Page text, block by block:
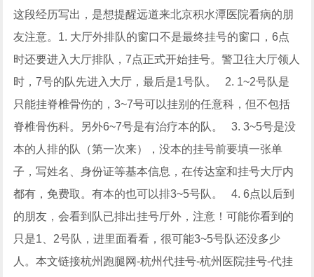
这段经历写出，是想提醒远道来北京积水潭医院看病的朋
友注意。1. 大厅外排队的窗口不是最终挂号的窗口，6点
时还要进入大厅排队，7点正式开始挂号。警卫往大厅领人
时，7号的队先进入大厅，最后是1号队。 2. 1~2号队是
只能挂脊椎骨伤的，3~7号可以挂别的任意科，但不包括
脊椎骨伤科。另外6~7号是有治疗本的队。 3. 3~5号是没
本的人排的队（第一次来），没本的挂号前要填一张单
子，写姓名、身份证等基本信息，在传达室和挂号大厅内
都有，免费取。有本的也可以排3~5号队。 4. 6点以后到
的朋友，会看到队已排出挂号厅外，注意！可能你看到的
只是1、2号队，进里面看看，很可能3~5号队还没多少
人。本文链接杭州跑腿网-杭州代挂号-杭州医院挂号-代挂